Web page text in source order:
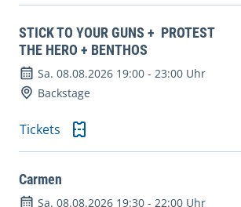
STICK TO YOUR GUNS + PROTEST
THE HERO + BENTHOS
Sa. 08.08.2026 19:00 - 23:00 Uhr
Backstage
Tickets
Carmen
Sa. 08.08.2026 19:30 - 22:00 Uhr